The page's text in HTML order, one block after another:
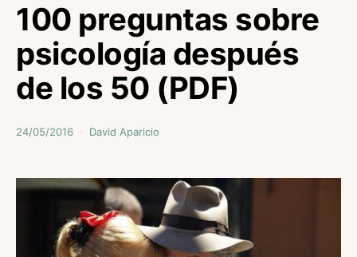
100 preguntas sobre
psicología después
de los 50 (PDF)
24/05/2016 David Aparicio